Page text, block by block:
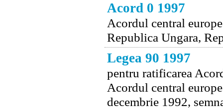
Acord 0 1997
Acordul central
Republica Ungara,
Legea 90 1997
pentru ratificarea
Acordul central
decembrie 1992,